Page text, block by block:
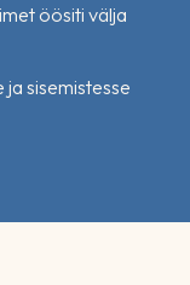
öösiti välja
sisemistesse